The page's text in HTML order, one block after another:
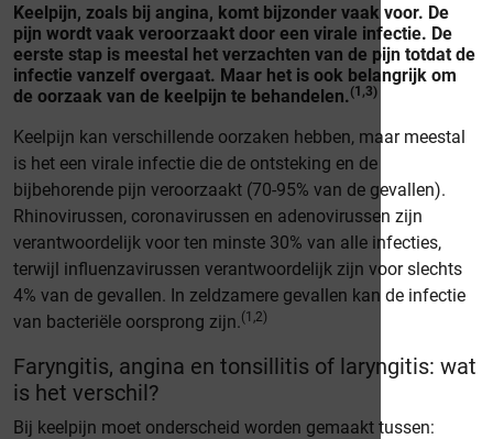
Keelpijn, zoals bij angina, komt bijzonder vaak voor. De
pijn wordt vaak veroorzaakt door een virale infectie. De
eerste stap is meestal het verzachten van de pijn totdat de
infectie vanzelf overgaat. Maar het is ook belangrijk om
de oorzaak van de keelpijn te behandelen.(1,3)
Keelpijn kan verschillende oorzaken hebben, maar meestal
is het een virale infectie die de ontsteking en de
bijbehorende pijn veroorzaakt (70-95% van de gevallen).
Rhinovirussen, coronavirussen en adenovirussen zijn
verantwoordelijk voor ten minste 30% van alle infecties,
terwijl influenzavirussen verantwoordelijk zijn voor slechts
4% van de gevallen. In zeldzamere gevallen kan de infectie
van bacteriële oorsprong zijn.(1,2)
Faryngitis, angina en tonsillitis of laryngitis: wat
is het verschil?
Bij keelpijn moet onderscheid worden gemaakt tussen: